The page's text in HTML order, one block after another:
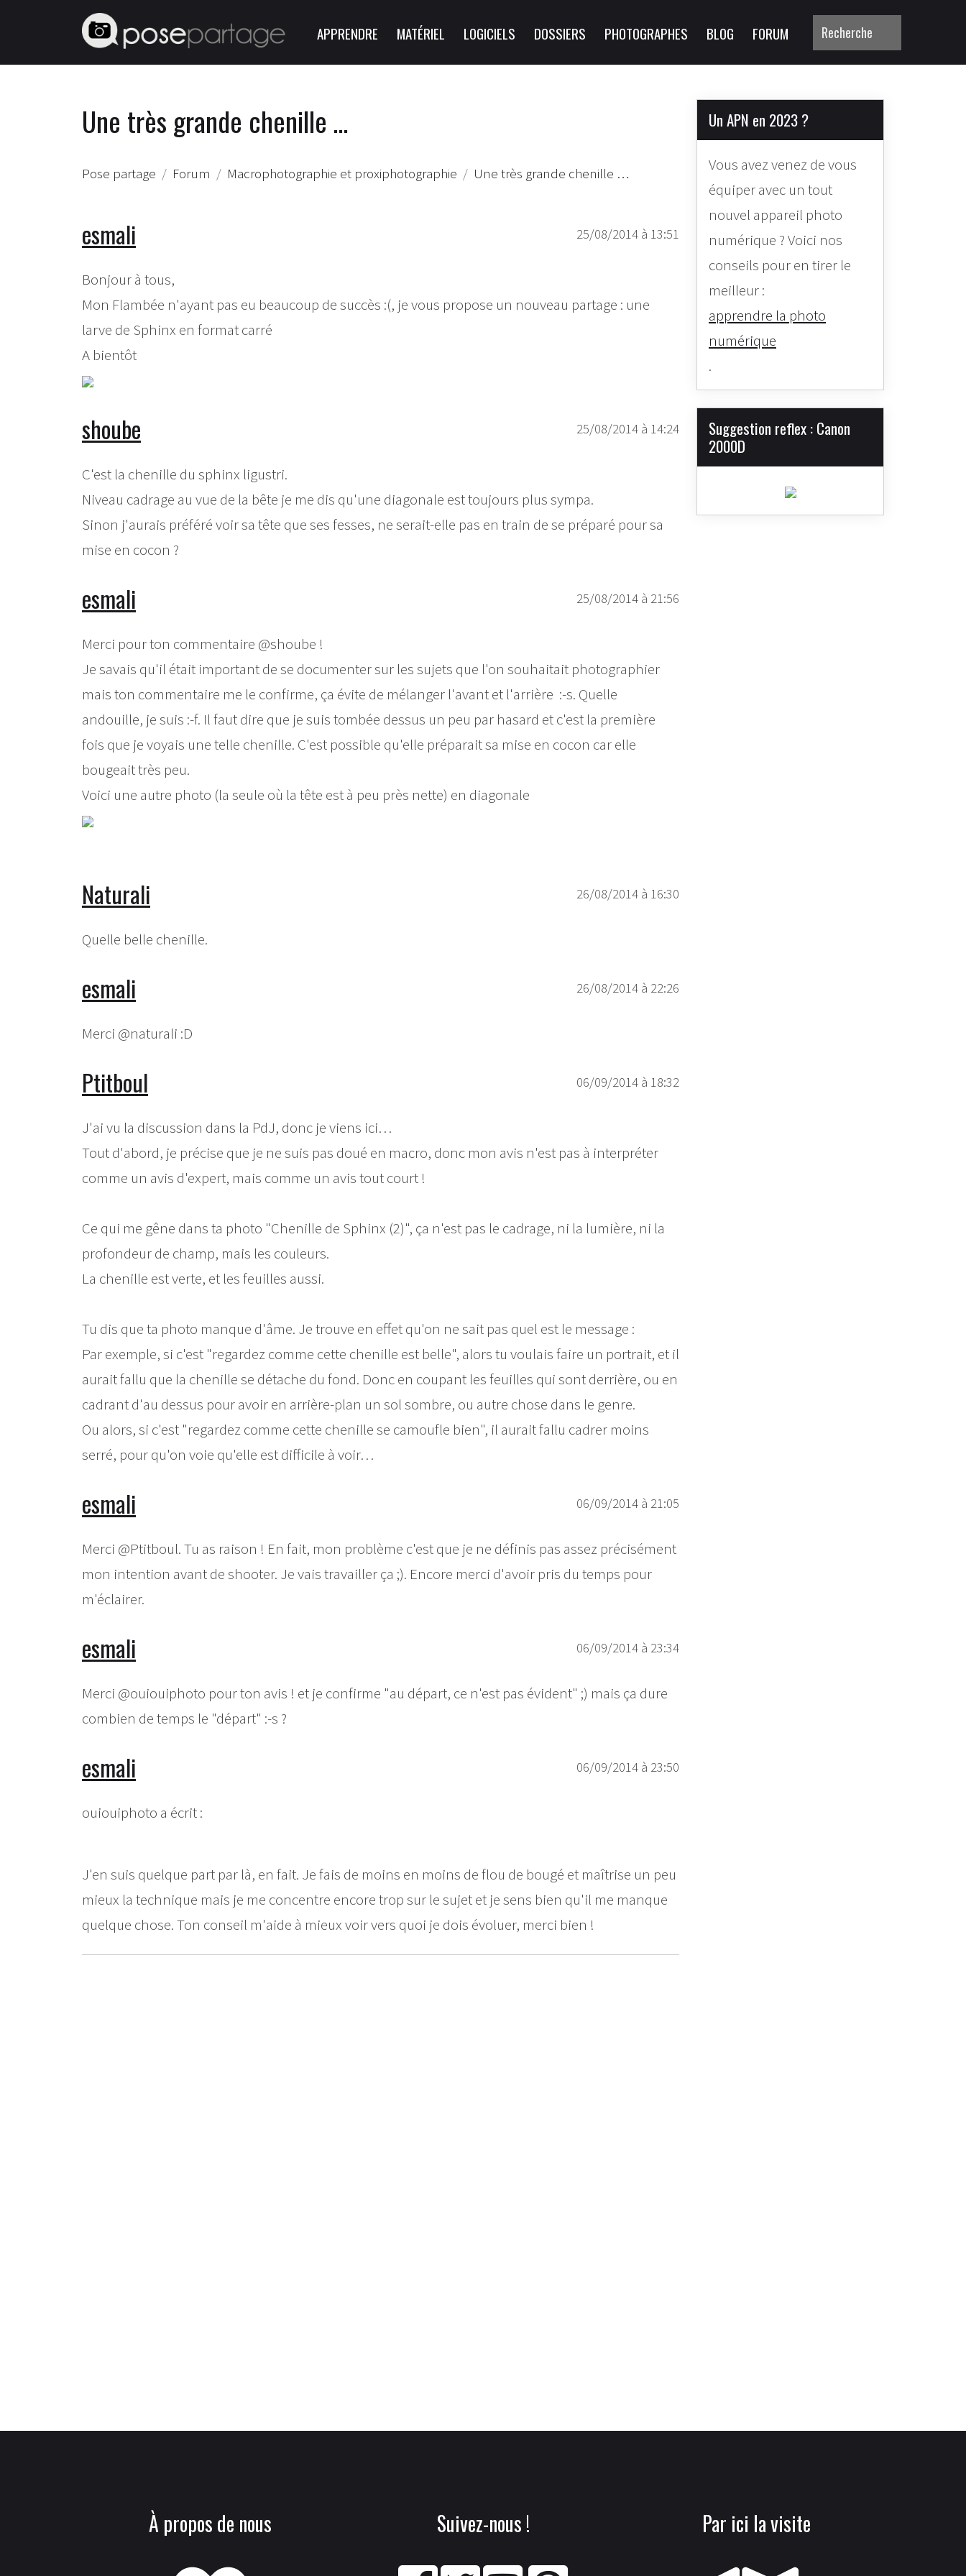
APPRENDRE MATÉRIEL LOGICIELS DOSSIERS PHOTOGRAPHES BLOG FORUM
Une très grande chenille …
Pose partage Forum Macrophotographie et proxiphotographie Une très grande chenille …
25/08/2014 à 13:51
esmali
Bonjour à tous,
Mon Flambée n'ayant pas eu beaucoup de succès :(, je vous propose un nouveau partage : une
larve de Sphinx en format carré
A bientôt
25/08/2014 à 14:24
shoube
C'est la chenille du sphinx ligustri.
Niveau cadrage au vue de la bête je me dis qu'une diagonale est toujours plus sympa.
Sinon j'aurais préféré voir sa tête que ses fesses, ne serait-elle pas en train de se préparé pour sa
mise en cocon ?
25/08/2014 à 21:56
esmali
Merci pour ton commentaire @shoube !
Je savais qu'il était important de se documenter sur les sujets que l'on souhaitait photographier
mais ton commentaire me le confirme, ça évite de mélanger l'avant et l'arrière :-s. Quelle
andouille, je suis :-f. Il faut dire que je suis tombée dessus un peu par hasard et c'est la première
fois que je voyais une telle chenille. C'est possible qu'elle préparait sa mise en cocon car elle
bougeait très peu.
Voici une autre photo (la seule où la tête est à peu près nette) en diagonale
26/08/2014 à 16:30
Naturali
Quelle belle chenille.
26/08/2014 à 22:26
esmali
Merci @naturali :D
06/09/2014 à 18:32
Ptitboul
J'ai vu la discussion dans la PdJ, donc je viens ici…
Tout d'abord, je précise que je ne suis pas doué en macro, donc mon avis n'est pas à interpréter
comme un avis d'expert, mais comme un avis tout court !
Ce qui me gêne dans ta photo "Chenille de Sphinx (2)", ça n'est pas le cadrage, ni la lumière, ni la
profondeur de champ, mais les couleurs.
La chenille est verte, et les feuilles aussi.
Tu dis que ta photo manque d'âme. Je trouve en effet qu'on ne sait pas quel est le message :
Par exemple, si c'est "regardez comme cette chenille est belle", alors tu voulais faire un portrait, et il
aurait fallu que la chenille se détache du fond. Donc en coupant les feuilles qui sont derrière, ou en
cadrant d'au dessus pour avoir en arrière-plan un sol sombre, ou autre chose dans le genre.
Ou alors, si c'est "regardez comme cette chenille se camoufle bien", il aurait fallu cadrer moins
serré, pour qu'on voie qu'elle est difficile à voir…
06/09/2014 à 21:05
esmali
Merci @Ptitboul. Tu as raison ! En fait, mon problème c'est que je ne définis pas assez précisément
mon intention avant de shooter. Je vais travailler ça ;). Encore merci d'avoir pris du temps pour
m'éclairer.
06/09/2014 à 23:34
esmali
Merci @ouiouiphoto pour ton avis ! et je confirme "au départ, ce n'est pas évident" ;) mais ça dure
combien de temps le "départ" :-s ?
06/09/2014 à 23:50
esmali
ouiouiphoto a écrit :
J'en suis quelque part par là, en fait. Je fais de moins en moins de flou de bougé et maîtrise un peu
mieux la technique mais je me concentre encore trop sur le sujet et je sens bien qu'il me manque
quelque chose. Ton conseil m'aide à mieux voir vers quoi je dois évoluer, merci bien !
Un APN en 2023 ?
Vous avez venez de vous
équiper avec un tout
nouvel appareil photo
numérique ? Voici nos
conseils pour en tirer le
meilleur :
apprendre la photo
numérique
.
Suggestion reflex : Canon
2000D
À propos de nous Suivez-nous ! Par ici la visite